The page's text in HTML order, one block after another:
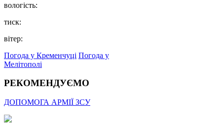
вологість:
тиск:
вітер:
Погода у Кременчуці Погода у
Мелітополі
РЕКОМЕНДУЄМО
ДОПОМОГА АРМІЇ ЗСУ